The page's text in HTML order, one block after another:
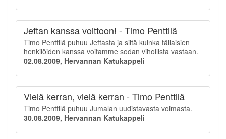
Jeftan kanssa voittoon! - Timo Penttilä
Timo Penttilä puhuu Jeftasta ja siitä kuinka tällaisien
henkilöiden kanssa voitamme sodan vihollista vastaan.
02.08.2009, Hervannan Katukappeli
Vielä kerran, vielä kerran - Timo Penttilä
Timo Penttilä puhuu Jumalan uudistavasta voimasta.
30.08.2009, Hervannan Katukappeli